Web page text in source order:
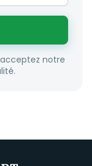
notre